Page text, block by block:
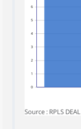
0
1
2
3
4
5
6
Source : RPLS DEAL